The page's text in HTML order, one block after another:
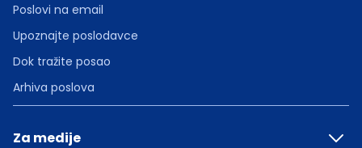
Poslovi na email
Upoznajte poslodavce
Dok tražite posao
Arhiva poslova
Za medije